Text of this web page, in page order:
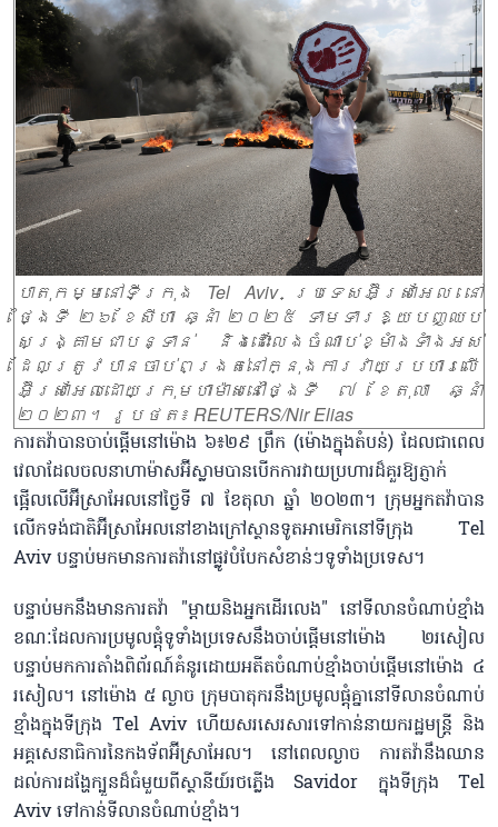
បាតុកម្មនៅទីក្រុង Tel Aviv ប្រទេសអ៊ីស្រាអែល នៅ
ថ្ងៃទី ២៦ ខែសីហា ឆ្នាំ ២០២៥ ទាមទារឱ្យបញ្ឈប់
សង្រ្គាមជាបន្ទាន់ និងដោះលែងចំណាប់ខ្មាំងទាំងអស់
ដែលត្រូវបានចាប់ពង្រត់នៅក្នុងការវាយប្រហារលើ
អ៊ីស្រាអែលដោយក្រុមហាម៉ាសនៅថ្ងៃទី ៧ ខែតុលា ឆ្នាំ
២០២៣។ រូបថត៖ REUTERS/Nir Elias
ការតវ៉ាបានចាប់ផ្តើមនៅម៉ោង ៦៖២៩ ព្រឹក (ម៉ោងក្នុងតំបន់) ដែលជាពេល
វេលាដែលចលនាហាម៉ាសអ៊ីស្លាមបានបើកការវាយប្រហារដ៏គួរឱ្យភ្ញាក់
ផ្អើលលើអ៊ីស្រាអែលនៅថ្ងៃទី ៧ ខែតុលា ឆ្នាំ ២០២៣។ ក្រុមអ្នកតវ៉ាបាន
លើកទង់ជាតិអ៊ីស្រាអែលនៅខាងក្រៅស្ថានទូតអាមេរិកនៅទីក្រុង Tel
Aviv បន្ទាប់មកមានការតវ៉ានៅផ្លូវបំបែកសំខាន់ៗទូទាំងប្រទេស។
បន្ទាប់មកនឹងមានការតវ៉ា "ម្តាយនិងអ្នកដើរលេង" នៅទីលានចំណាប់ខ្មាំង
ខណៈដែលការប្រមូលផ្តុំទូទាំងប្រទេសនឹងចាប់ផ្តើមនៅម៉ោង ២រសៀល
បន្ទាប់មកការតាំងពិព័រណ៍គំនូរដោយអតីតចំណាប់ខ្មាំងចាប់ផ្តើមនៅម៉ោង ៤
រសៀល។ នៅម៉ោង ៥ ល្ងាច ក្រុមបាតុករនឹងប្រមូលផ្តុំគ្នានៅទីលានចំណាប់
ខ្មាំងក្នុងទីក្រុង Tel Aviv ហើយសរសេរសារទៅកាន់នាយករដ្ឋមន្ត្រី និង
អគ្គសេនាធិការនៃកងទ័ពអ៊ីស្រាអែល។ នៅពេលល្ងាច ការតវ៉ានឹងឈាន
ដល់ការដង្ហែក្បួនដ៏ធំមួយពីស្ថានីយ៍រថភ្លើង Savidor ក្នុងទីក្រុង Tel
Aviv ទៅកាន់ទីលានចំណាប់ខ្មាំង។